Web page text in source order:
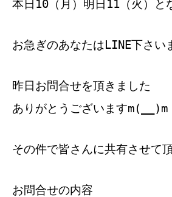
本日10（月）明日11（火）と
お急ぎのあなたはLINE下さい
昨日お問合せを頂きました
ありがとうございますm(__)m
その件で皆さんに共有させて
お問合せの内容